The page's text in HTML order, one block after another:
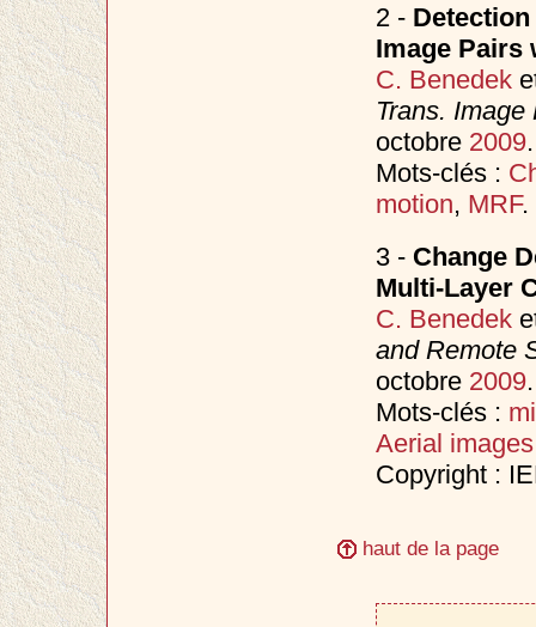
2 -
Image Pairs
C. Benedek
Trans.
octobre 2009.
Mots-clés :
motion, MRF.
3 - Change
Multi-Layer
C. Benedek
and Remote
octobre 2009.
Mots-clés :
Aerial images
Copyright :
haut de la page